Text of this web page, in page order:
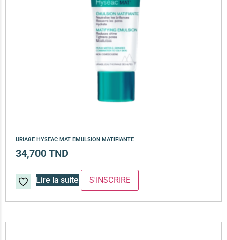
URIAGE HYSEAC MAT EMULSION MATIFIANTE
34,700 TND
Lire la suite